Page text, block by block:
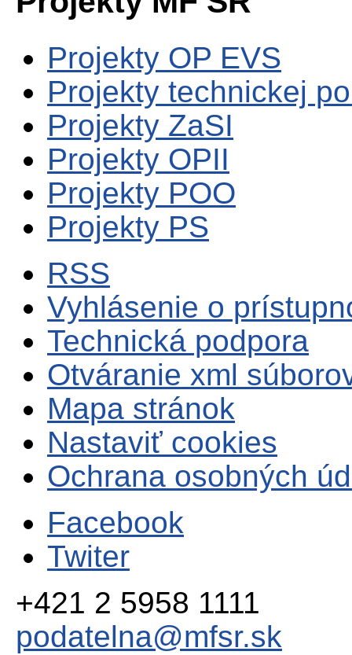
Projekty OP EVS
Projekty technickej
Projekty ZaSI
Projekty OPII
Projekty POO
Projekty PS
RSS
Vyhlásenie o
Technická podpora
Otváranie xml
Mapa stránok
Nastaviť cookies
Ochrana osobných
Facebook
Twiter
+421 2 5958 1111
podatelna@mfsr.sk